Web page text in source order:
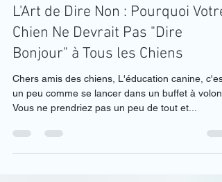
JEROME BOUVIER
11 sept. 2023
2 min de lecture
L'Art de Dire Non : Pourquoi Votre
Chien Ne Devrait Pas "Dire
Bonjour" à Tous les Chiens
Chers amis des chiens, L'éducation canine, c'est
Vous ne prendriez pas un peu de tout et...